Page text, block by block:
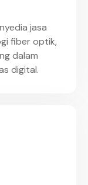
jasa
fiber optik,
dalam
digital.